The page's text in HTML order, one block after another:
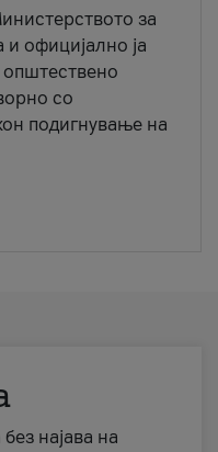
за
официјално ја
општествено
со
подигнување на
најава на